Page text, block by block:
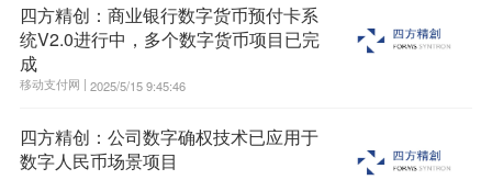
四方精创：商业银行数字货币预付卡系
统V2.0进行中，多个数字货币项目已完
成
移动支付网 | 2025/5/15 9:45:46
四方精创：公司数字确权技术已应用于
数字人民币场景项目